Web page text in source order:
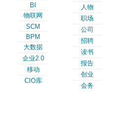
BI
物联网
SCM
BPM
大数据
企业2.0
移动
CIO库
人物
职场
公司
招聘
读书
报告
创业
会务